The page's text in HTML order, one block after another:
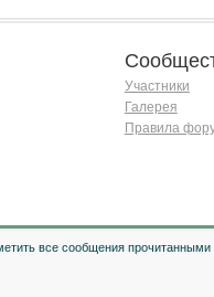
Участники
Галерея
Правила
все сообщения прочитанными